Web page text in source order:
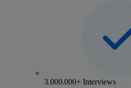
3.000.000+ Interviews